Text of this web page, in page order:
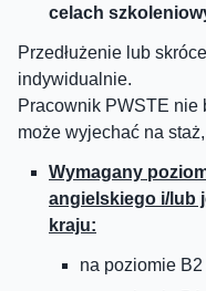
celach
Przedłużenie lub
indywidualnie.
Pracownik PWSTE nie
może wyjechać na
Wymagany
angielskiego i/lub
kraju:
na poziomie